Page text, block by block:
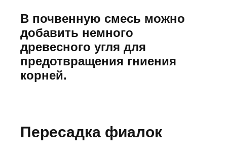
В почвенную смесь можно
добавить немного
древесного угля для
предотвращения гниения
корней.
Пересадка фиалок